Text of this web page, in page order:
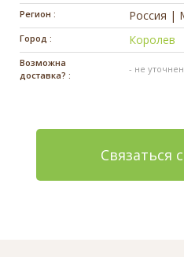
Регион : Россия |
Город : Королев
Возможна
доставка? :
- не
Связаться